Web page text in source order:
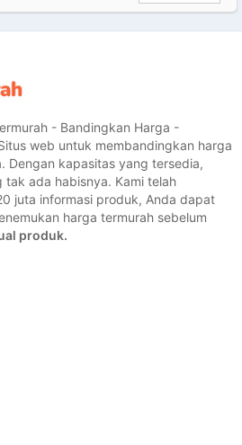
- Bandingkan Harga -
web untuk membandingkan harga
Dengan kapasitas yang tersedia,
ada habisnya. Kami telah
juta informasi produk, Anda dapat
harga termurah sebelum
produk.